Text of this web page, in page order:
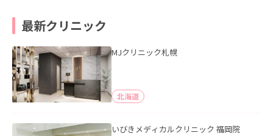
最新クリニック
MJクリニック札幌
北海道
いびきメディカルクリニック 福岡院